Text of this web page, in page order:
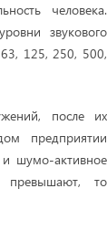
человека.
звукового
63, 125, 250, 500,
после их
предприятии
шумо-активное
превышают, то